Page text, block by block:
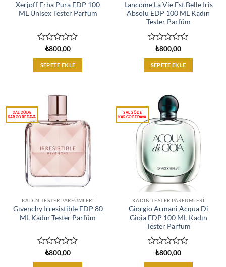
Xerjoff Erba Pura EDP 100
ML Unisex Tester Parfüm
üzerinden
0
oy
₺800,00
SEPETE EKLE
Lancome La Vie Est Belle Iris
Absolu EDP 100 ML Kadın
Tester Parfüm
üzerinden
0
oy
₺800,00
SEPETE EKLE
KADIN TESTER PARFÜMLERI
Gıvenchy Irresistible EDP 80
ML Kadın Tester Parfüm
üzerinden
₺800,00
KADIN TESTER PARFÜMLERI
Giorgio Armani Acqua Di
Gioia EDP 100 ML Kadın
Tester Parfüm
üzerinden
₺800,00